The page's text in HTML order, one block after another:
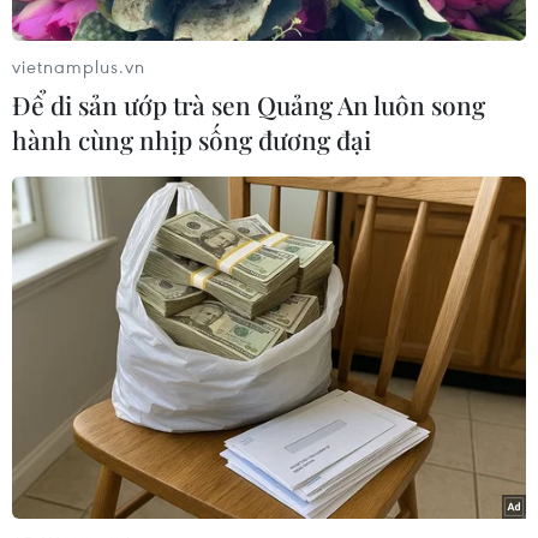
Luật Phát triển đô thị góp phần thể
chế hóa đổi mới mô hình phát triển
07/08/2026 06:55
Hà Nội quyết liệt xử lý các "điểm
nghẽn" úng ngập, môi trường đô thị
07/08/2026 06:51
Thủ tướng Thái Lan chỉ đạo khẩn sau
vụ xả súng tại trường học
07/08/2026 06:37
Việt Nam-Australia: Củng cố
vietnamplus.vn
Để di sản ướp trà sen Quảng An luôn song
hành cùng nhịp sống đương đại